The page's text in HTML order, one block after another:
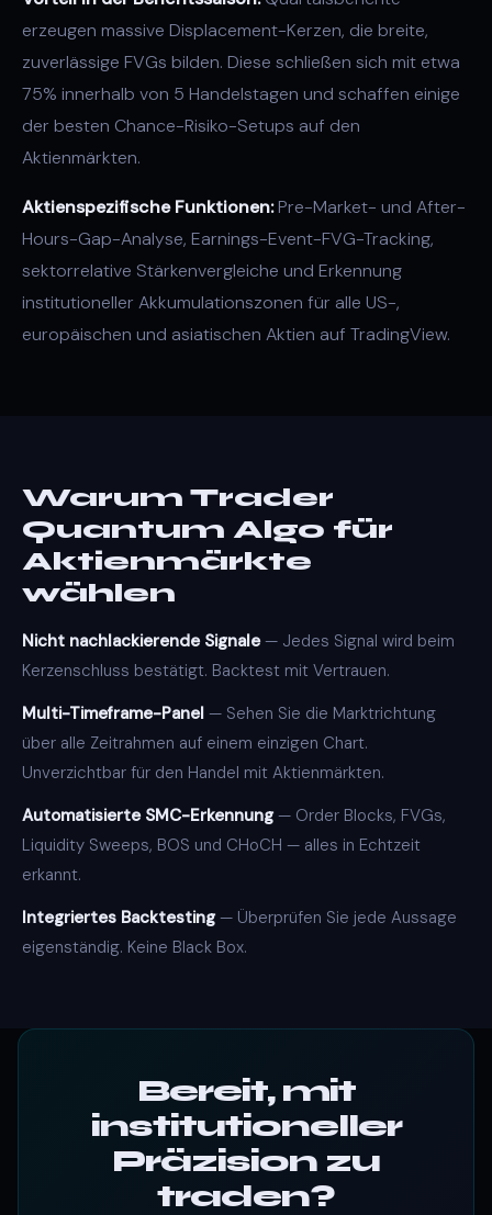
erzeugen massive Displacement-Kerzen, die breite,
zuverlässige FVGs bilden. Diese schließen sich mit etwa
75% innerhalb von 5 Handelstagen und schaffen einige
der besten Chance-Risiko-Setups auf den
Aktienmärkten.
Aktienspezifische Funktionen:Pre-Market- und After-
Hours-Gap-Analyse, Earnings-Event-FVG-Tracking,
sektorrelative Stärkenvergleiche und Erkennung
institutioneller Akkumulationszonen für alle US-,
europäischen und asiatischen Aktien auf TradingView.
Warum Trader
Quantum Algo für
Aktienmärkte
wählen
Nicht nachlackierende Signale— Jedes Signal wird beim
Kerzenschluss bestätigt. Backtest mit Vertrauen.
Multi-Timeframe-Panel — Sehen Sie die Marktrichtung
über alle Zeitrahmen auf einem einzigen Chart.
Unverzichtbar für den Handel mit Aktienmärkten.
Automatisierte SMC-Erkennung— Order Blocks, FVGs,
Liquidity Sweeps, BOS und CHoCH — alles in Echtzeit
erkannt.
Integriertes Backtesting— Überprüfen Sie jede Aussage
eigenständig. Keine Black Box.
Bereit, mit
institutioneller
Präzision zu
traden?